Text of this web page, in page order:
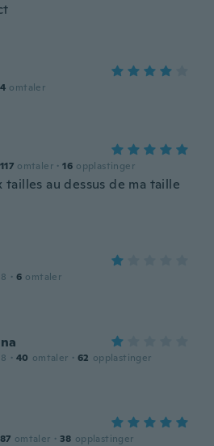
4 omtaler
117 omtaler · 16 opplastinger
tailles au dessus de ma taille
· 6 omtaler
· 40 omtaler · 62 opplastinger
87 omtaler · 38 opplastinger